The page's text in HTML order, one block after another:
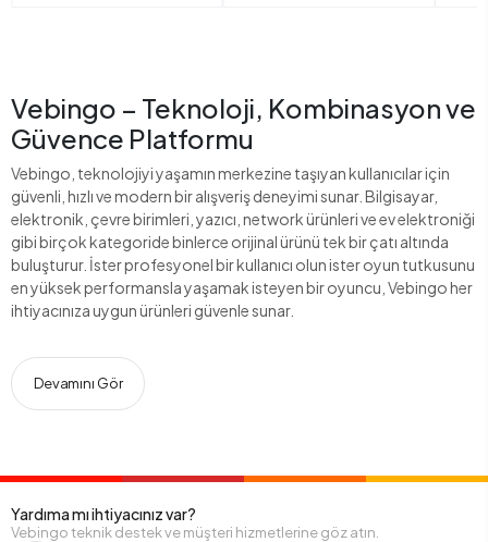
Vebingo – Teknoloji, Kombinasyon ve
Güvence Platformu
Vebingo, teknolojiyi yaşamın merkezine taşıyan kullanıcılar için
güvenli, hızlı ve modern bir alışveriş deneyimi sunar. Bilgisayar,
elektronik, çevre birimleri, yazıcı, network ürünleri ve ev elektroniği
gibi birçok kategoride binlerce orijinal ürünü tek bir çatı altında
buluşturur. İster profesyonel bir kullanıcı olun ister oyun tutkusunu
en yüksek performansla yaşamak isteyen bir oyuncu, Vebingo her
ihtiyacınıza uygun ürünleri güvenle sunar.
Devamını Gör
Yardıma mı ihtiyacınız var?
Vebingo teknik destek ve müşteri hizmetlerine göz atın.